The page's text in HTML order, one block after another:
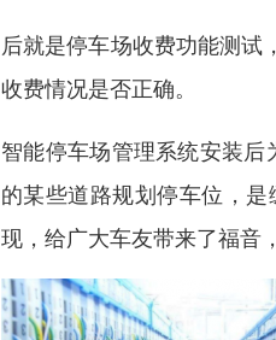
后就是停车场收费功能测
收费情况是否正确。
智能停车场管理系统安装
的某些道路规划停车位，
现，给广大车友带来了福音